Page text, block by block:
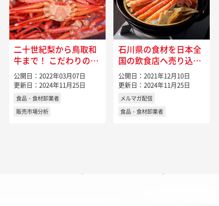
二十世紀梨から鳥取和
牛まで！ こだわりの環
境を生かして生産され
る特産物が勢揃いの鳥
取県
公開日：2022年03月07日
更新日：2024年11月25日
食品・食材卸業者
販売市場分析
石川県の食材を日本全
国の飲食店へ売り込む
には
公開日：2021年12月10日
更新日：2024年11月25日
メルマガ配信
食品・食材卸業者